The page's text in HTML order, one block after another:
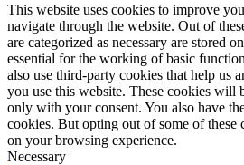
This website uses cookies to improve
navigate through the website. Out of
are categorized as necessary are stored
essential for the working of basic
also use third-party cookies that help us
you use this website. These cookies will
only with your consent. You also have
cookies. But opting out of some of these
on your browsing experience.
Necessary